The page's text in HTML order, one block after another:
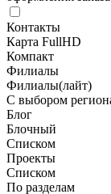
Контакты
Карта FullHD
Компакт
Филиалы
Филиалы(лайт)
С выбором
Блог
Блочный
Списком
Проекты
Списком
По разделам